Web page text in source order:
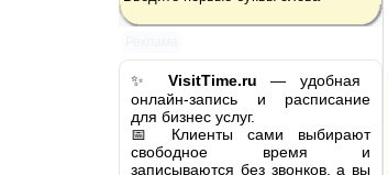
✨ VisitTime.ru — удобная
онлайн-запись и расписание
для бизнес услуг.
📅 Клиенты сами выбирают
свободное время и
записываются без звонков, а вы